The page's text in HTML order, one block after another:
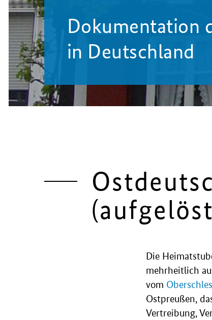
Dokumentation
in Deutschland
Die
mehrheitlich
vom
Ostpreußen,
Vertreibung,